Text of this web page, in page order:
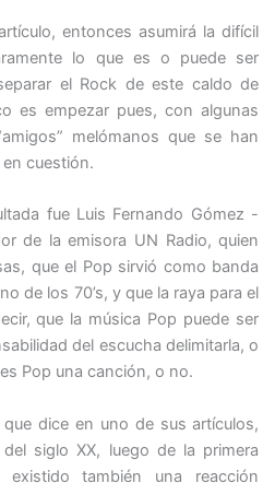
entonces asumirá la difícil
lo que es o puede ser
el Rock de este caldo de
es empezar pues, con algunas
melómanos que se han
cuestión.
fue Luis Fernando Gómez -
de la emisora UN Radio, quien
que el Pop sirvió como banda
de los 70’s, y que la raya para el
que la música Pop puede ser
del escucha delimitarla, o
Pop una canción, o no.
dice en uno de sus artículos,
siglo XX, luego de la primera
existido también una reacción